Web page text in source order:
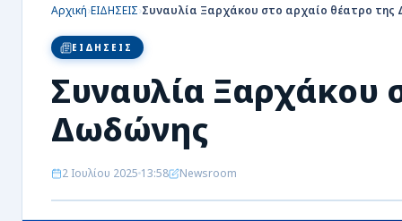
ΜΠΑΣΚΕΤ
Αρχική›ΕΙΔΗΣΕΙΣ›Συναυλία Ξαρχάκου στο αρχαίο θέατρο της
ΕΙΔΗΣΕΙΣ
Συναυλία Ξαρχάκου
Δωδώνης
2 Ιουλίου 2025 13:58 Newsroom